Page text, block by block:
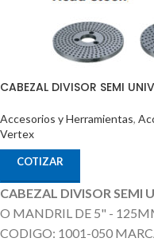
CABEZAL DIVISOR SEMI
Accesorios y Herramientas,
Vertex
COTIZAR
CABEZAL DIVISOR SEMI
O MANDRIL DE 5" -
CODIGO: 1001-050